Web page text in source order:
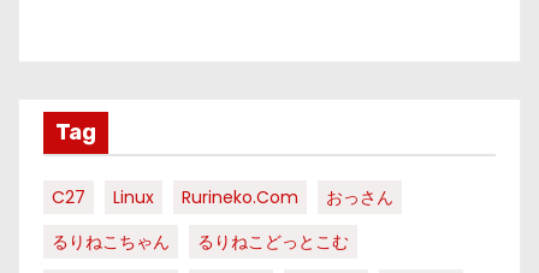
Tag
C27 Linux Rurineko.com
おっさん
るりねこちゃん
るりねこどっとこむ